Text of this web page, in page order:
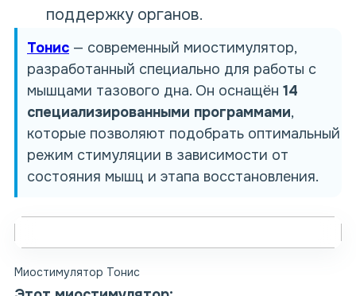
поддержку органов.
Тонис — современный миостимулятор,
разработанный специально для работы с
мышцами тазового дна. Он оснащён 14
специализированными программами,
которые позволяют подобрать оптимальный
режим стимуляции в зависимости от
состояния мышц и этапа восстановления.
Миостимулятор Тонис